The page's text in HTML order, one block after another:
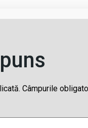
Câmpurile